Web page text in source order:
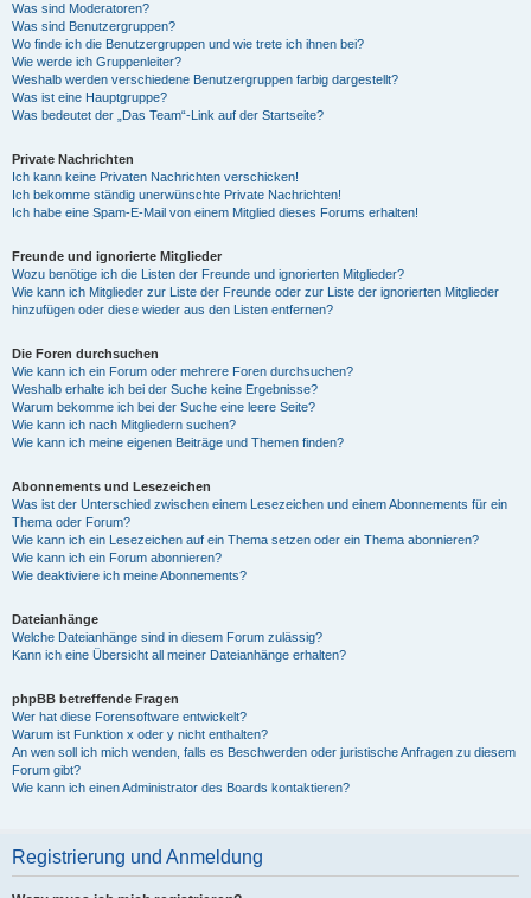
Was sind Moderatoren?
Was sind Benutzergruppen?
Wo finde ich die Benutzergruppen und wie trete ich ihnen bei?
Wie werde ich Gruppenleiter?
Weshalb werden verschiedene Benutzergruppen farbig dargestellt?
Was ist eine Hauptgruppe?
Was bedeutet der „Das Team“-Link auf der Startseite?
Private Nachrichten
Ich kann keine Privaten Nachrichten verschicken!
Ich bekomme ständig unerwünschte Private Nachrichten!
Ich habe eine Spam-E-Mail von einem Mitglied dieses Forums erhalten!
Freunde und ignorierte Mitglieder
Wozu benötige ich die Listen der Freunde und ignorierten Mitglieder?
Wie kann ich Mitglieder zur Liste der Freunde oder zur Liste der ignorierten Mitglieder
hinzufügen oder diese wieder aus den Listen entfernen?
Die Foren durchsuchen
Wie kann ich ein Forum oder mehrere Foren durchsuchen?
Weshalb erhalte ich bei der Suche keine Ergebnisse?
Warum bekomme ich bei der Suche eine leere Seite?
Wie kann ich nach Mitgliedern suchen?
Wie kann ich meine eigenen Beiträge und Themen finden?
Abonnements und Lesezeichen
Was ist der Unterschied zwischen einem Lesezeichen und einem Abonnements für ein
Thema oder Forum?
Wie kann ich ein Lesezeichen auf ein Thema setzen oder ein Thema abonnieren?
Wie kann ich ein Forum abonnieren?
Wie deaktiviere ich meine Abonnements?
Dateianhänge
Welche Dateianhänge sind in diesem Forum zulässig?
Kann ich eine Übersicht all meiner Dateianhänge erhalten?
phpBB betreffende Fragen
Wer hat diese Forensoftware entwickelt?
Warum ist Funktion x oder y nicht enthalten?
An wen soll ich mich wenden, falls es Beschwerden oder juristische Anfragen zu diesem
Forum gibt?
Wie kann ich einen Administrator des Boards kontaktieren?
Registrierung und Anmeldung